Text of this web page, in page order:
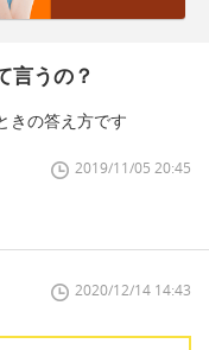
言うの？
きの答え方です
2019/11/05 20:45
2020/12/14 14:43